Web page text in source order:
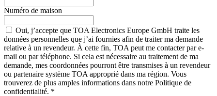
Numéro de maison
Oui, j’accepte que TOA Electronics Europe GmbH traite les
données personnelles que j’ai fournies afin de traiter ma demande
relative à un revendeur. À cette fin, TOA peut me contacter par e-
mail ou par téléphone. Si cela est nécessaire au traitement de ma
demande, mes coordonnées pourront être transmises à un revendeur
ou partenaire système TOA approprié dans ma région. Vous
trouverez de plus amples informations dans notre Politique de
confidentialité. *